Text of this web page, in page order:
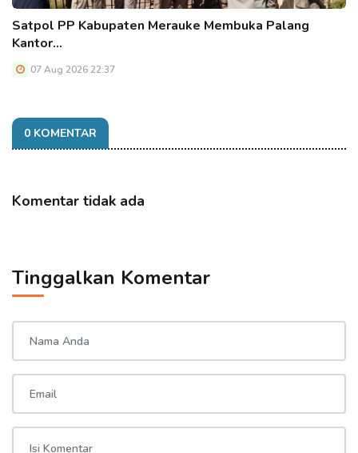
Satpol PP Kabupaten Merauke Membuka Palang
Kantor…
07 Aug 2026 22:37
0 KOMENTAR
Komentar tidak ada
Tinggalkan Komentar